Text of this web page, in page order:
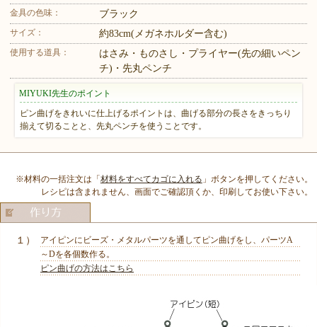
金具の色味： ブラック
サイズ： 約83cm(メガネホルダー含む)
使用する道具：
はさみ・ものさし・プライヤー(先の細いペン
チ)・先丸ペンチ
MIYUKI先生のポイント
ピン曲げをきれいに仕上げるポイントは、曲げる部分の長さをきっちり
揃えて切ることと、先丸ペンチを使うことです。
※材料の一括注文は「材料をすべてカゴに入れる 」ボタンを押してください。
レシピは含まれません、画面でご確認頂くか、印刷してお使い下さい。
１）
アイピンにビーズ・メタルパーツを通してピン曲げをし、パーツA
～Dを各個数作る。
ピン曲げの方法はこちら